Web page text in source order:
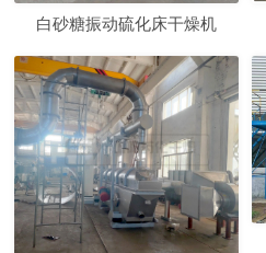
白砂糖振动硫化床干燥机